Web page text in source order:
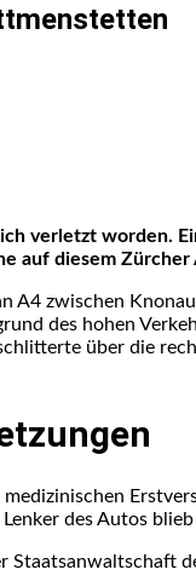
verletzt worden.
auf diesem
A4 zwischen
des hohen
über die
des Autos